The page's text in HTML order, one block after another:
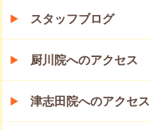
スタッフブログ
厨川院へのアクセス
津志田院へのアクセス